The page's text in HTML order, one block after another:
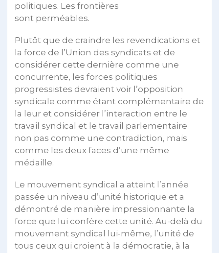
politiques. Les frontières
sont perméables.
Plutôt que de craindre les revendications et
la force de l’Union des syndicats et de
considérer cette dernière comme une
concurrente, les forces politiques
progressistes devraient voir l’opposition
syndicale comme étant complémentaire de
la leur et considérer l’interaction entre le
travail syndical et le travail parlementaire
non pas comme une contradiction, mais
comme les deux faces d’une même
médaille.
Le mouvement syndical a atteint l’année
passée un niveau d’unité historique et a
démontré de manière impressionnante la
force que lui confère cette unité. Au-delà du
mouvement syndical lui-même, l’unité de
tous ceux qui croient à la démocratie, à la